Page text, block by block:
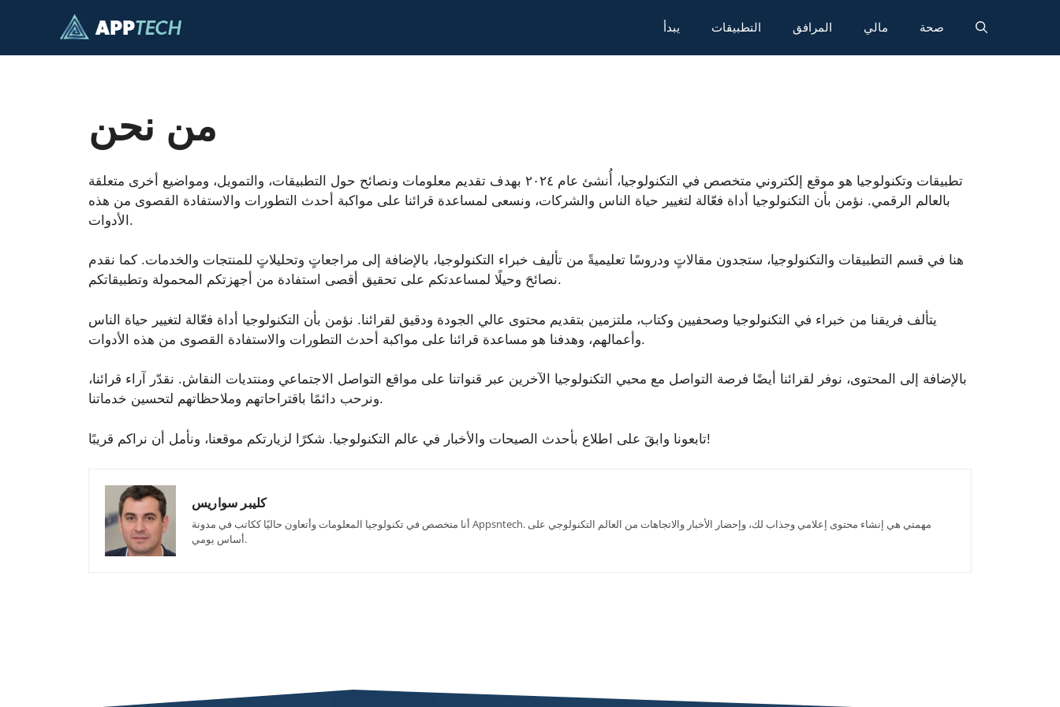
يبدأ التطبيقات المرافق مالي صحة
من نحن
تطبيقات وتكنولوجيا هو موقع إلكتروني متخصص في التكنولوجيا، أُنشئ عام ٢٠٢٤ بهدف تقديم معلومات ونصائح حول التطبيقات، والتمويل، ومواضيع أخرى متعلقة
بالعالم الرقمي. نؤمن بأن التكنولوجيا أداة فعّالة لتغيير حياة الناس والشركات، ونسعى لمساعدة قرائنا على مواكبة أحدث التطورات والاستفادة القصوى من هذه
الأدوات.
هنا في قسم التطبيقات والتكنولوجيا، ستجدون مقالاتٍ ودروسًا تعليميةً من تأليف خبراء التكنولوجيا، بالإضافة إلى مراجعاتٍ وتحليلاتٍ للمنتجات والخدمات. كما نقدم
نصائحَ وحيلًا لمساعدتكم على تحقيق أقصى استفادة من أجهزتكم المحمولة وتطبيقاتكم.
يتألف فريقنا من خبراء في التكنولوجيا وصحفيين وكتاب، ملتزمين بتقديم محتوى عالي الجودة ودقيق لقرائنا. نؤمن بأن التكنولوجيا أداة فعّالة لتغيير حياة الناس
وأعمالهم، وهدفنا هو مساعدة قرائنا على مواكبة أحدث التطورات والاستفادة القصوى من هذه الأدوات.
بالإضافة إلى المحتوى، نوفر لقرائنا أيضًا فرصة التواصل مع محبي التكنولوجيا الآخرين عبر قنواتنا على مواقع التواصل الاجتماعي ومنتديات النقاش. نقدّر آراء قرائنا،
ونرحب دائمًا باقتراحاتهم وملاحظاتهم لتحسين خدماتنا.
تابعونا وابقَ على اطلاع بأحدث الصيحات والأخبار في عالم التكنولوجيا. شكرًا لزيارتكم موقعنا، ونأمل أن نراكم قريبًا!
كليبر سواريس
أنا متخصص في تكنولوجيا المعلومات وأتعاون حاليًا ككاتب في مدونة Appsntech. مهمتي هي إنشاء محتوى إعلامي وجذاب لك، وإحضار الأخبار والاتجاهات من العالم التكنولوجي على
أساس يومي.